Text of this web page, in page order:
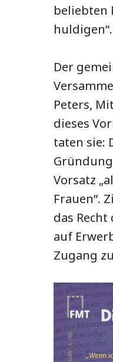
beliebten
huldigen“.
Der
Peters,
dieses
taten sie:
Vorsatz
Frauen“.
das
auf
Zugang